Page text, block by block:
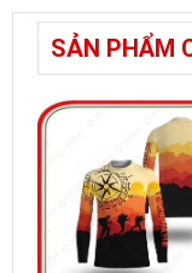
SẢN PHẨM